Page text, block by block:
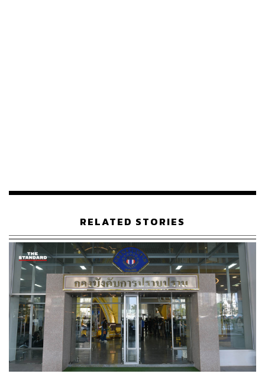
ระหว่างกัน จึงมีกติกาที่เฉพาะเจาะจงกว่า คือเน้นให้เกิดการ
ประเทศ ทั้งต้องยอมรับการตรวจประเมินที่เข้มข้นจาก
ประเทศสมาชิกตลอดเวลา ซึ่งจะเป็นแรงกระตุ้นให้ไทยเกิด
การพัฒนาในมิติต่างๆ ที่ยังล้าหลังหรือขาดอยู่ ให้พร้อมทั้ง
การค้าและการลงทุน ธรรมาภิบาลภาครัฐ และการต่อต้าน
คอร์รัปชัน ตามหลักสากล
สิ่งที่เราต้องทำให้เขายอมรับจึงมีมากกว่าการออกกฎหมาย
เพื่อ ‘จับคนโกง’ อย่างเดียว แต่ต้องปฏิบัติครอบคลุมหลายมิติ
สำคัญเพื่อให้เกิด ‘ระบบความซื่อตรงภาครัฐ’ (Public
Integrity System) ที่จับต้องได้และยั่งยืน ผ่านการพัฒนากลไก
บริหารที่มีการกำกับดูแลที่ดี เป็นอิสระ มีประสิทธิภาพ
RELATED STORIES